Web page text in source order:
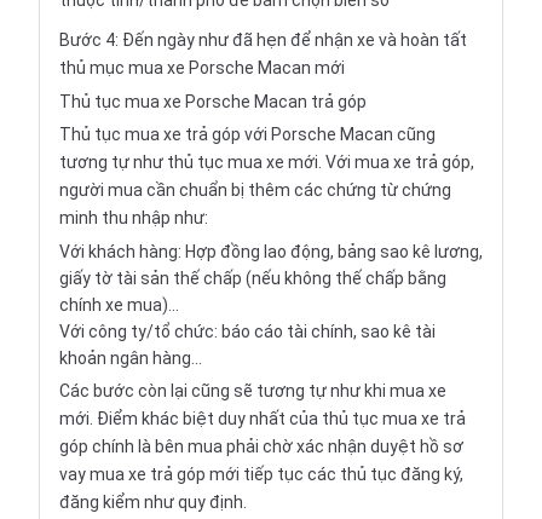
Bước 4: Đến ngày như đã hẹn để nhận xe và hoàn tất
thủ mục mua xe Porsche Macan mới
Thủ tục mua xe Porsche Macan trả góp
Thủ tục mua xe trả góp với Porsche Macan cũng
tương tự như thủ tục mua xe mới. Với mua xe trả góp,
người mua cần chuẩn bị thêm các chứng từ chứng
minh thu nhập như:
Với khách hàng: Hợp đồng lao động, bảng sao kê lương,
giấy tờ tài sản thế chấp (nếu không thế chấp bằng
chính xe mua)...
Với công ty/tổ chức: báo cáo tài chính, sao kê tài
khoản ngân hàng...
Các bước còn lại cũng sẽ tương tự như khi mua xe
mới. Điểm khác biệt duy nhất của thủ tục mua xe trả
góp chính là bên mua phải chờ xác nhận duyệt hồ sơ
vay mua xe trả góp mới tiếp tục các thủ tục đăng ký,
đăng kiểm như quy định.